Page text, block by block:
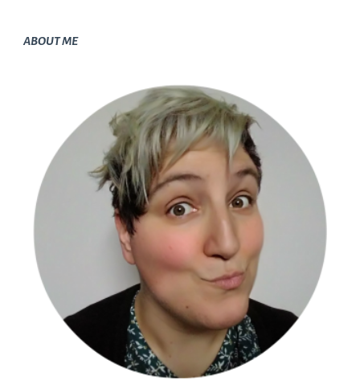
ABOUT ME